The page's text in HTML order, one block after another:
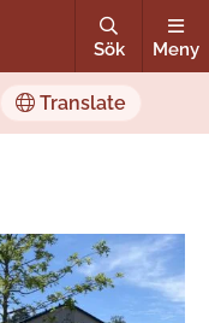
Sök Meny
Translate